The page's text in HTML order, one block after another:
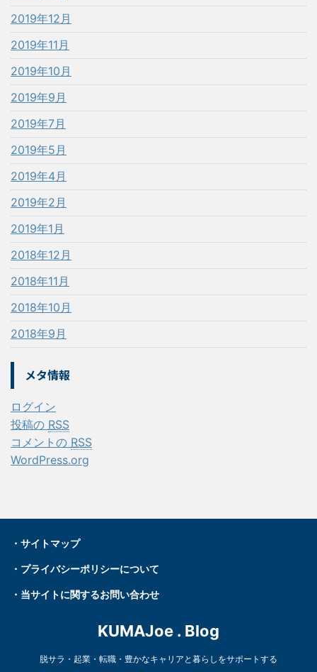
2019年12月
2019年11月
2019年10月
2019年9月
2019年7月
2019年5月
2019年4月
2019年2月
2019年1月
2018年12月
2018年11月
2018年10月
2018年9月
メタ情報
ログイン
投稿の RSS
コメントの RSS
WordPress.org
・ サイトマップ
・プライバシーポリシーについて
・ 当サイトに関するお問い合わせ
KUMAJoe . Blog
脱サラ・起業・転職・豊かなキャリアと暮らしをサポートする